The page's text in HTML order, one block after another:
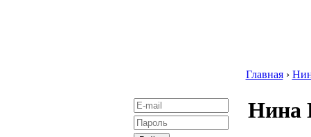
Главная›
Нина